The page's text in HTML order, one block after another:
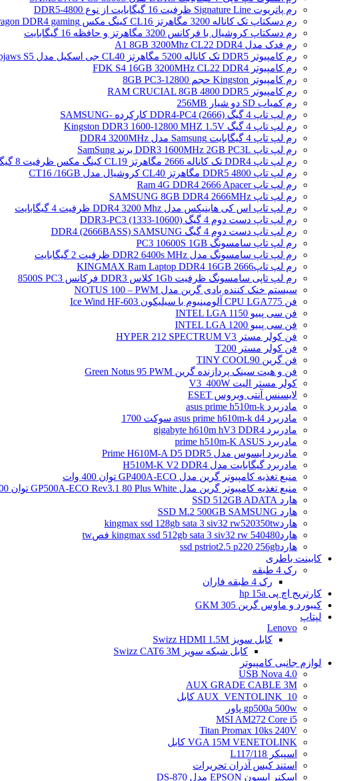
رم پاتریوت Signature Line ظرفیت 16 گیگابایت از نوع DDR5-4800
رم دسکتاپ تک کاناله 3200 مگاهرتز CL16 کینگ مکس Zeus Dragon DDR4 gaming ظرفیت 8 گیگابایت
رم دسکتاپ کروشیال با فرکانس 3200 مگاهرتز و حافظه 16 گیگابایت
رم فدک مدل A1 8GB 3200Mhz CL22 DDR4
رم کامپیوتر DDR5 تک کاناله 5200 مگاهرتز CL40 جی اسکیل مدل Ripjaws S5 ظرفیت 16 گیگابایت
رم کامپیوتر FDK S4 16GB 3200MHz CL22 DDR4
رم کامپیوتر Kingston حجم 8GB PC3-12800
رم کامپیوتر RAM CRUCIAL 8GB 4800 DDR5
رم کمیاب SD دو شیار 256MB
رم لپ تاپ 4 گیگ DDR4-PC4 (2666) کارکرده -SAMSUNG
رم لپ تاپ 4 گیگ Kingston DDR3 1600-12800 MHZ 1.5V
رم لپ تاپ 4 گیگابایت Samsung مدل DDR4 3200MHz
رم لپ تاپ DDR3 1600MHz 2GB PC3L برند SamSung
رم لپ تاپ DDR4 تک کاناله 2666 مگاهرتز CL19 کینگ مکس ظرفیت 8 گیگابایت
رم لپ تاپ DDR5 4800 مگاهرتز CL40 کروشیال مدل CT16 /16GB
رم لپ تاپ Ram 4G DDR4 2666 Apacer
رم لپ تاپ SAMSUNG 8GB DDR4 2666MHz
رم لپ تاپ اس کی هاینیکس مدل DDR4 3200 Mhz ظرفیت 4 گیگابایت
رم لپ تاپ دست دوم 4 گیگ DDR3-PC3 (1333-10600)
رم لپ تاپ دست دوم 4 گیگ DDR4 (2666BASS) SAMSUNG
رم لپ تاپ سامسونگ PC3 10600S 1GB
رم لپ تاپ سامسونگ مدل DDR2 6400s MHz ظرفیت 2 گیگابایت
رم لپ تاپ2666 KINGMAX Ram Laptop DDR4 16GB
رم لپ تاپی سامسونگ ظرفیت 1Gb کلاس DDR3 فرکانس 8500S PC3
سیستم خنک کننده بادی گرین مدل NOTUS 100 – PWM
فن CPU LGA775 آلومینیوم با سیلیکون Ice Wind HF-603
فن سی پییو INTEL LGA 1150
فن سی پییو INTEL LGA 1200
فن کولر مستر HYPER 212 SPECTRUM V3
فن کولر مستر T200
فن گرین TINY COOL90
فن و هیت سینک پردازنده گرین Green Notus 95 PWM
کولر مستر الیت V3_400W
لایسنس آنتی ویروس ESET
مادربرد asus prime h510m-k
مادربرد asus prime h610m-k d4 سوکت 1700
مادربرد gigabyte h610m hV3 DDR4
مادربرد prime h510m-K ASUS
مادربرد ایسوس مدل Prime H610M-A D5 DDR5
مادربرد گیگابایت مدل H510M-K V2 DDR4
منبع تغذیه کامپیوتر گرین مدل GP400A-ECO توان 400 وات
منبع تغذیه کامپیوتر گرین مدل GP500A-ECO Rev3.1 80 Plus White توان 500 وات
هارد SSD 512GB ADATA
هارد SSD M.2 500GB SAMSUNG
هاردkingmax ssd 128gb sata 3 siv32 rw520350tw
هاردkingmax ssd 512gb sata 3 siv32 rw 540480 فصtw
هاردssd pstriot2.5 p220 256gb
کابینت باطری
رک 4 طبقه
رک 4 طبقه فاران
کارتریج اچ پی hp 15a
کیبورد و ماوس گرین GKM 305
لپتاپ
Lenovo
کابل سویز Swizz HDMI 1.5M
کابل شبکه سویز Swizz CAT6 3M
لوازم جانبی کامپیوتر
4.0 USB Nova
AUX GRADE CABLE 3M
AUX_VENTOLINK_10 کابل
gp500a 500w پاور
MSI AM272 Core i5
Titan Promax 10ks 240V
VGA 15M VENETOLINK کابل
اسپیکر L117/118
استند کیس آذران تحریرات
اسکنر اپسون EPSON مدل DS-870